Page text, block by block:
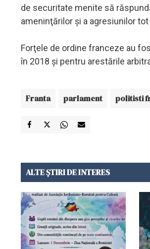
de securitate menite să
ameninţărilor şi a agresiunilor
Forţele de ordine franceze au
în 2018 şi pentru arestările
Franta parlament politisti
ALTE ȘTIRI DE INTERES